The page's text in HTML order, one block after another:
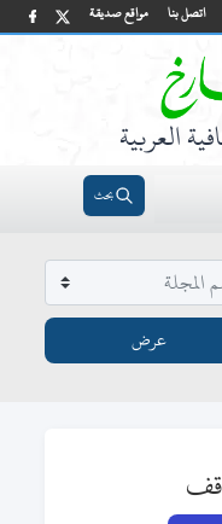
مواقع صديقة اتصل بنا
العربية
بحث